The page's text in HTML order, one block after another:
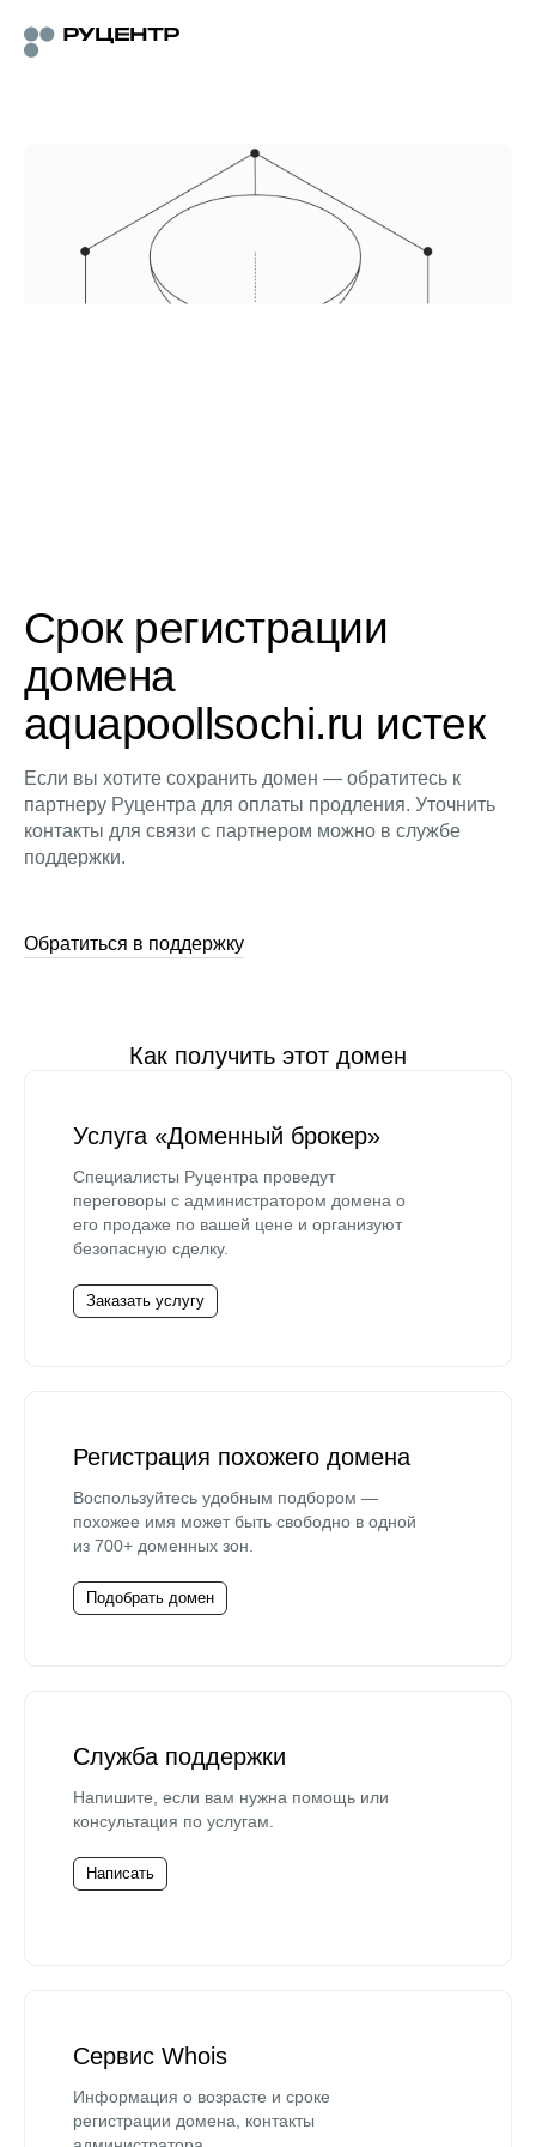
Срок регистрации
домена
aquapoollsochi.ru истек
Если вы хотите сохранить домен — обратитесь к
партнеру Руцентра для оплаты продления. Уточнить
контакты для связи с партнером можно в службе
поддержки.
Обратиться в поддержку
Как получить этот домен
Услуга «Доменный брокер»
Специалисты Руцентра проведут
переговоры с администратором домена о
его продаже по вашей цене и организуют
безопасную сделку.
Заказать услугу
Регистрация похожего домена
Воспользуйтесь удобным подбором —
похожее имя может быть свободно в одной
из 700+ доменных зон.
Подобрать домен
Служба поддержки
Напишите, если вам нужна помощь или
консультация по услугам.
Написать
Сервис Whois
Информация о возрасте и сроке
регистрации домена, контакты